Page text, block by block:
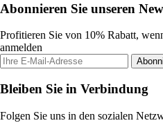
Abonnieren Sie unseren
Profitieren Sie von 10% Rabatt,
anmelden
Bleiben Sie in Verbindung
Folgen Sie uns in den sozialen